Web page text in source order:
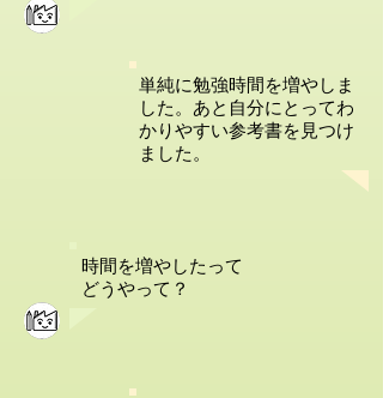
単純に勉強時間を増やしま
した。あと自分にとってわ
かりやすい参考書を見つけ
ました。
時間を増やしたって
どうやって？